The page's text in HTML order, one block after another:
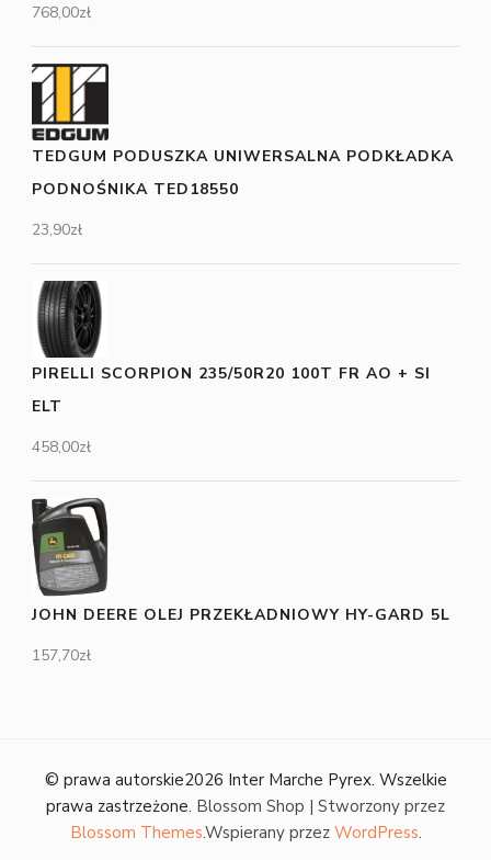
768,00zł
TEDGUM PODUSZKA UNIWERSALNA PODKŁADKA
PODNOŚNIKA TED18550
23,90zł
PIRELLI SCORPION 235/50R20 100T FR AO + SI
ELT
458,00zł
JOHN DEERE OLEJ PRZEKŁADNIOWY HY-GARD 5L
157,70zł
© prawa autorskie2026 Inter Marche Pyrex. Wszelkie
prawa zastrzeżone. Blossom Shop | Stworzony przez
Blossom Themes.Wspierany przez WordPress.